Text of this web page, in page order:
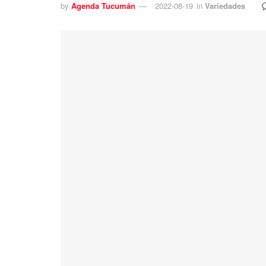
by Agenda Tucumán 2022-08-19 in Variedades